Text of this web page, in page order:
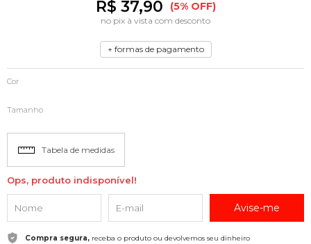
R$ 37,90 (5% OFF)
no pix à vista com desconto
+ formas de pagamento
Cor
Tamanho
Tabela de medidas
Ops, produto indisponível!
Avise-me
Compra segura, receba o produto ou devolvemos seu dinheiro